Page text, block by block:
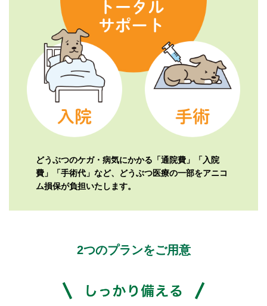
どうぶつのケガ・病気にかかる「通院費」「入院
費」「手術代」など、
どうぶつ医療の一部をアニコ
ム損保が負担いたします。
2つのプランをご用意